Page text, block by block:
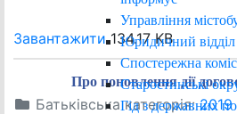
Управління
Юридичний
Спостережна
Старостинські
Гід з державних
Завантажити134.17 KB
Про поновлення дії
Батьківська категорія:2019